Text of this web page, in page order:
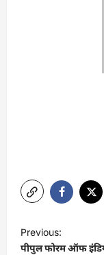
o
Previous:
पीपुल फोरम ऑफ